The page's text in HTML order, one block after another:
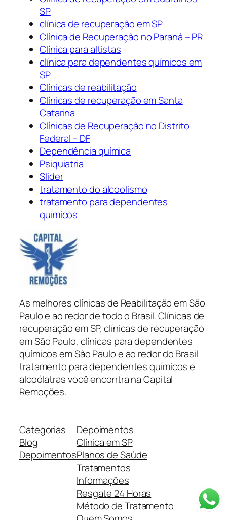
SP
clínica de recuperação em SP
Clínica de Recuperação no Paraná – PR
Clínica para altistas
clínica para dependentes químicos em
SP
Clínicas de reabilitação
Clínicas de recuperação em Santa
Catarina
Clínicas de Recuperação no Distrito
Federal – DF
Dependência química
Psiquiatria
Slider
tratamento do alcoolismo
tratamento para dependentes
químicos
As melhores clínicas de Reabilitação em São
Paulo e ao redor de todo o Brasil. Clínicas de
recuperação em SP, clínicas de recuperação
em São Paulo, clínicas para dependentes
químicos em São Paulo e ao redor do Brasil
tratamento para dependentes químicos e
alcoólatras você encontra na Capital
Remoções.
Categorias
Blog
Depoimentos
Depoimentos
Clínica em SP
Planos de Saúde
Tratamentos
Informações
Resgate 24 Horas
Método de Tratamento